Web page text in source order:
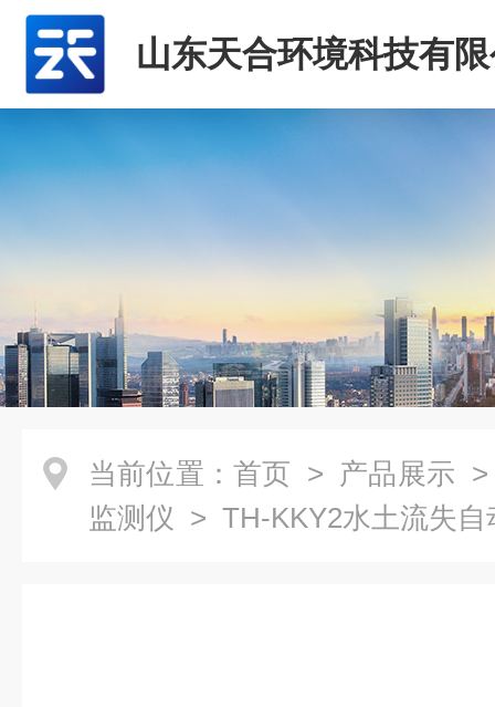
山东天合环境科技有
当前位置： 首页 > 产品展示
监测仪 > TH-KKY2水土流失自